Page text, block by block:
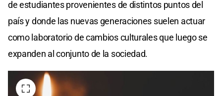
de estudiantes provenientes de distintos puntos del
país y donde las nuevas generaciones suelen actuar
como laboratorio de cambios culturales que luego se
expanden al conjunto de la sociedad.